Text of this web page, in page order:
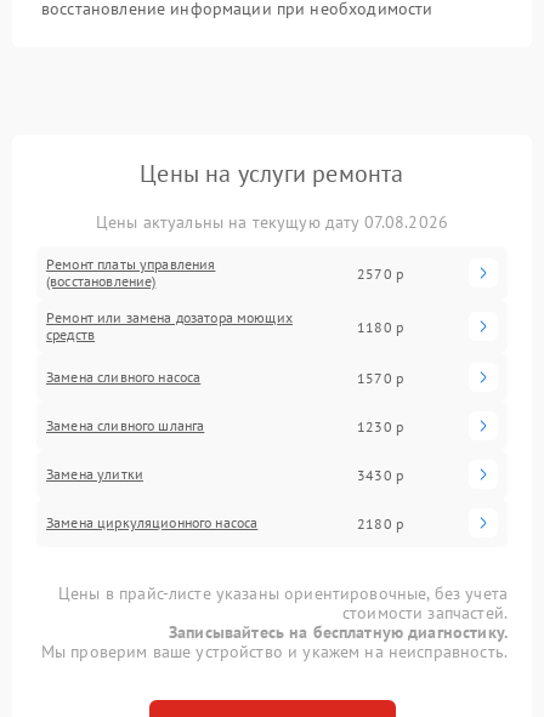
восстановление информации при необходимости
Цены на услуги ремонта
Цены актуальны на текущую дату 07.08.2026
Ремонт платы управления
(восстановление)
2570 р
Ремонт или замена дозатора моющих
средств
1180 р
Замена сливного насоса 1570 р
Замена сливного шланга 1230 р
Замена улитки 3430 р
Замена циркуляционного насоса 2180 р
Цены в прайс-листе указаны ориентировочные, без учета
стоимости запчастей.
Записывайтесь на бесплатную диагностику.
Мы проверим ваше устройство и укажем на неисправность.